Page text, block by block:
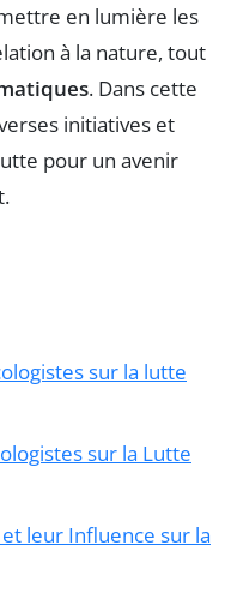
en lumière les
à la nature, tout
. Dans cette
initiatives et
pour un avenir
sur la lutte
sur la Lutte
leur Influence sur la